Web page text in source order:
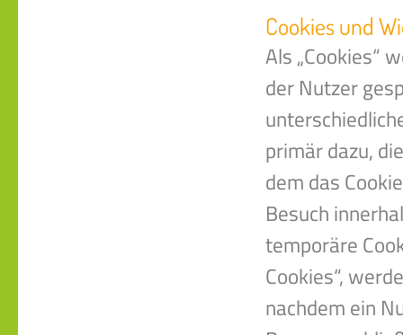
Cookies und
Als „Cookies“
der Nutzer
primär dazu,
dem das
Besuch
temporäre
Cookies“,
nachdem ein